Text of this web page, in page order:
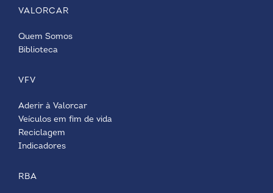
VALORCAR
Quem Somos
Biblioteca
VFV
Aderir à Valorcar
Veículos em fim de vida
Reciclagem
Indicadores
RBA